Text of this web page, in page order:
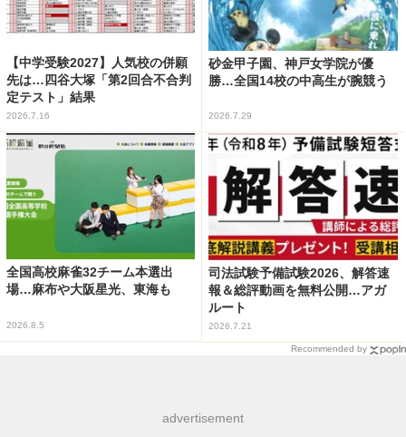
【中学受験2027】人気校の併願
先は…四谷大塚「第2回合不合判
定テスト」結果
2026.7.16
砂金甲子園、神戸女学院が優
勝…全国14校の中高生が腕競う
2026.7.29
全国高校麻雀32チーム本選出
場…麻布や大阪星光、東海も
2026.8.5
司法試験予備試験2026、解答速
報＆総評動画を無料公開…アガ
ルート
2026.7.21
Recommended by
advertisement